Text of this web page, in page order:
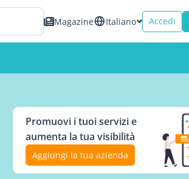
Magazine Italiano Accedi
Promuovi i tuoi servizi e
aumenta la tua visibilità
Aggiungi la tua azienda